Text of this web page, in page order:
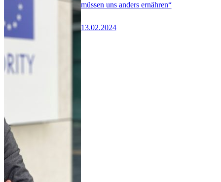
müssen uns anders ernähren“
13.02.2024